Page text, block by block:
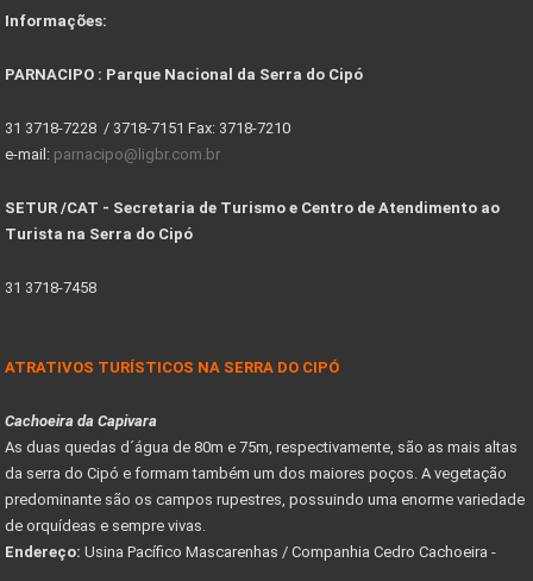
Informações:
PARNACIPO : Parque Nacional da Serra do Cipó
31 3718-7228 / 3718-7151 Fax: 3718-7210
e-mail: parnacipo@ligbr.com.br
SETUR /CAT - Secretaria de Turismo e Centro de Atendimento ao
Turista na Serra do Cipó
31 3718-7458
ATRATIVOS TURÍSTICOS NA SERRA DO CIPÓ
Cachoeira da Capivara
As duas quedas d´água de 80m e 75m, respectivamente, são as mais altas
da serra do Cipó e formam também um dos maiores poços. A vegetação
predominante são os campos rupestres, possuindo uma enorme variedade
de orquídeas e sempre vivas.
Endereço: Usina Pacífico Mascarenhas / Companhia Cedro Cachoeira -